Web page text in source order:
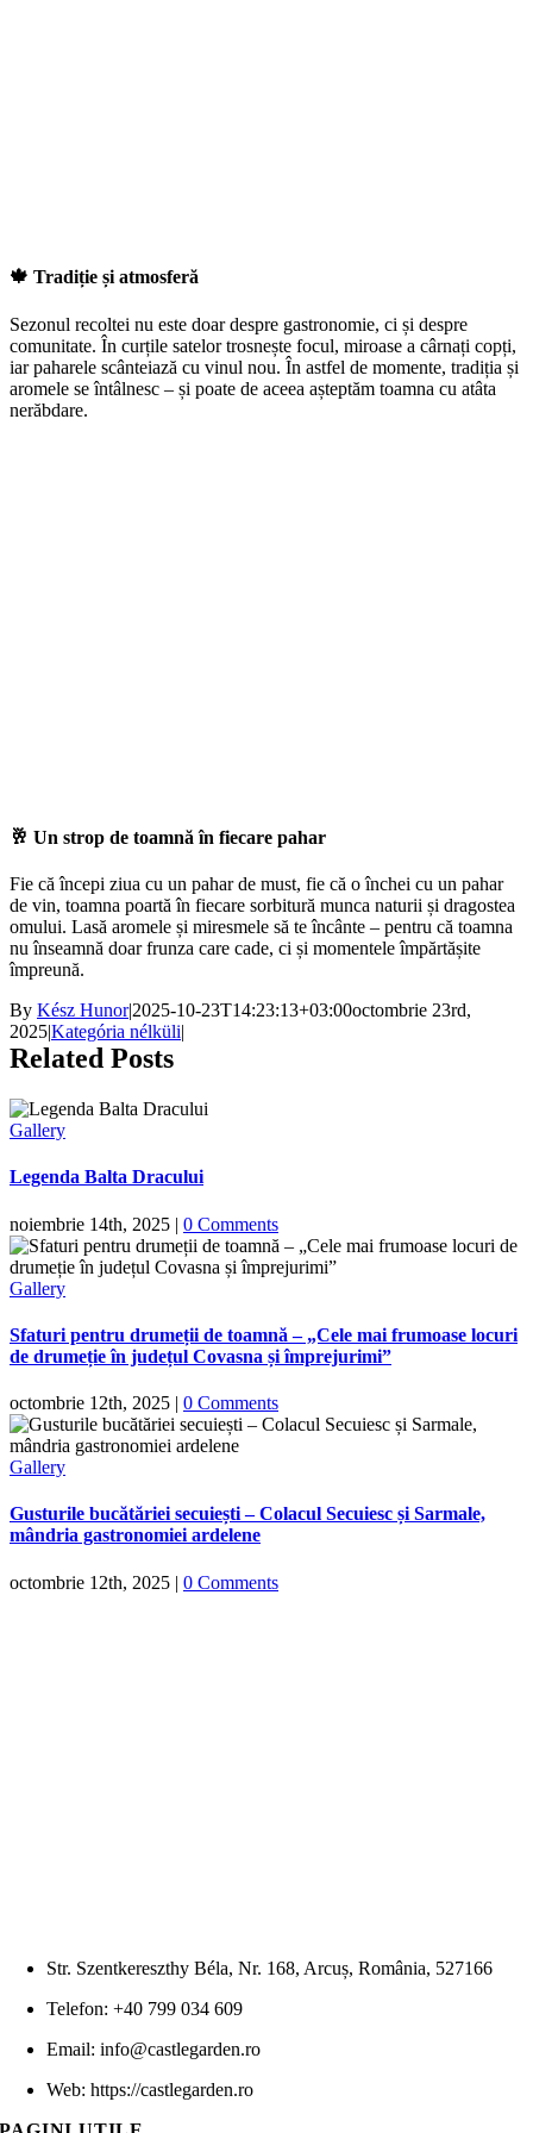
🍁 Tradiție și atmosferă
Sezonul recoltei nu este doar despre gastronomie, ci și despre
comunitate. În curțile satelor trosnește focul, miroase a cârnați copți,
iar paharele scânteiază cu vinul nou. În astfel de momente, tradiția și
aromele se întâlnesc – și poate de aceea așteptăm toamna cu atâta
nerăbdare.
🥂 Un strop de toamnă în fiecare pahar
Fie că începi ziua cu un pahar de must, fie că o închei cu un pahar
de vin, toamna poartă în fiecare sorbitură munca naturii și dragostea
omului. Lasă aromele și miresmele să te încânte – pentru că toamna
nu înseamnă doar frunza care cade, ci și momentele împărtășite
împreună.
By Kész Hunor|2025-10-23T14:23:13+03:00octombrie 23rd,
2025|Kategória nélküli|
Related Posts
Gallery
Legenda Balta Dracului
noiembrie 14th, 2025 | 0 Comments
Gallery
Sfaturi pentru drumeții de toamnă – „Cele mai frumoase locuri
de drumeție în județul Covasna și împrejurimi”
octombrie 12th, 2025 | 0 Comments
Gallery
Gusturile bucătăriei secuiești – Colacul Secuiesc și Sarmale,
mândria gastronomiei ardelene
octombrie 12th, 2025 | 0 Comments
Str. Szentkereszthy Béla, Nr. 168, Arcuș, România, 527166
Telefon: +40 799 034 609
Email: info@castlegarden.ro
Web: https://castlegarden.ro